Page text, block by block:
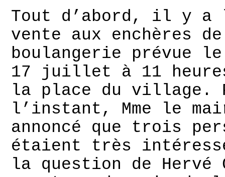
Tout d’abord, il y a
vente aux enchères
boulangerie prévue
17 juillet à 11
la place du village.
l’instant, Mme le
annoncé que trois
étaient très
la question de Hervé